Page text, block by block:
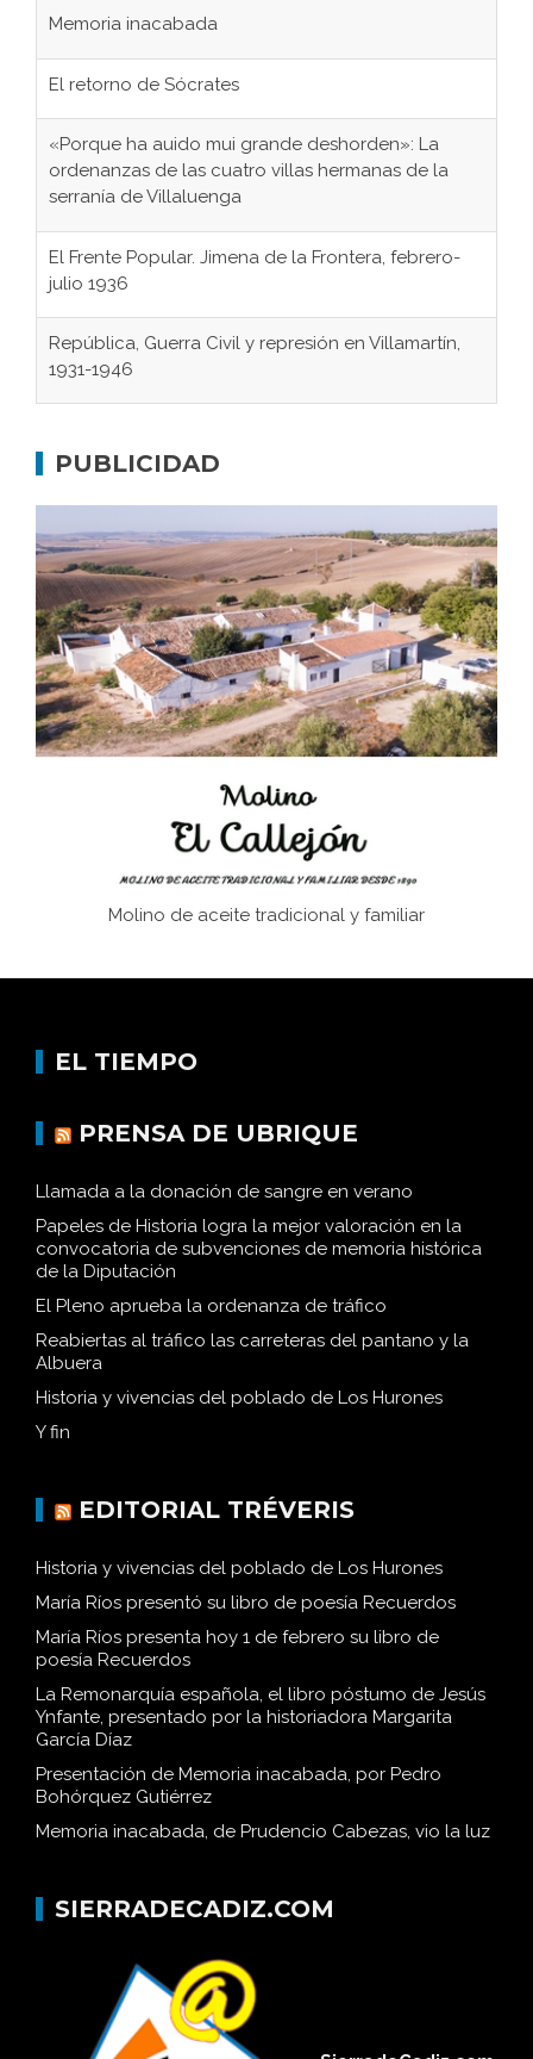
Memoria inacabada
El retorno de Sócrates
«Porque ha auido mui grande deshorden»: La
ordenanzas de las cuatro villas hermanas de la
serranía de Villaluenga
El Frente Popular. Jimena de la Frontera, febrero-
julio 1936
República, Guerra Civil y represión en Villamartín,
1931-1946
concentración nazis
Bornos
El Frente Popular. Ubrique, febrero-julio 1936
Juntar las letras. La alfabetización en el campo: del
afán de saber a la autogestión
Historia y vivencias del poblado de Los Hurones
PUBLICIDAD
Molino de aceite tradicional y familiar
EL TIEMPO
PRENSA DE UBRIQUE
Llamada a la donación de sangre en verano
Papeles de Historia logra la mejor valoración en la
convocatoria de subvenciones de memoria histórica
de la Diputación
El Pleno aprueba la ordenanza de tráfico
Reabiertas al tráfico las carreteras del pantano y la
Albuera
Historia y vivencias del poblado de Los Hurones
Y fin
EDITORIAL TRÉVERIS
Historia y vivencias del poblado de Los Hurones
María Ríos presentó su libro de poesía Recuerdos
María Ríos presenta hoy 1 de febrero su libro de
poesía Recuerdos
La Remonarquía española, el libro póstumo de Jesús
Ynfante, presentado por la historiadora Margarita
García Díaz
Presentación de Memoria inacabada, por Pedro
Bohórquez Gutiérrez
Memoria inacabada, de Prudencio Cabezas, vio la luz
SIERRADECADIZ.COM